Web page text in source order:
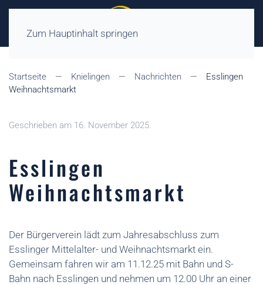
Zum Hauptinhalt springen
Startseite Knielingen Nachrichten
Esslingen
Weihnachtsmarkt
Geschrieben am 16. November 2025.
Esslingen
Weihnachtsmarkt
Der Bürgerverein lädt zum Jahresabschluss zum
Esslinger Mittelalter- und Weihnachtsmarkt ein.
Gemeinsam fahren wir am 11.12.25 mit Bahn und S-
Bahn nach Esslingen und nehmen um 12.00 Uhr an einer